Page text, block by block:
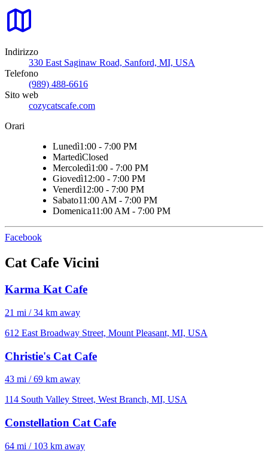
Indirizzo
330 East Saginaw Road, Sanford, MI, USA
Telefono
(989) 488-6616
Sito web
cozycatscafe.com
Orari
Lunedì1:00 - 7:00 PM
MartedìClosed
Mercoledì1:00 - 7:00 PM
Giovedì12:00 - 7:00 PM
Venerdì12:00 - 7:00 PM
Sabato11:00 AM - 7:00 PM
Domenica11:00 AM - 7:00 PM
Facebook
Cat Cafe Vicini
Karma Kat Cafe
21 mi / 34 km away
612 East Broadway Street, Mount Pleasant, MI, USA
Christie's Cat Cafe
43 mi / 69 km away
114 South Valley Street, West Branch, MI, USA
Constellation Cat Cafe
64 mi / 103 km away